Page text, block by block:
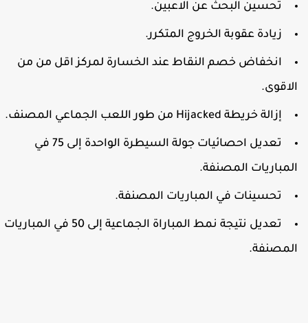
تحسين البحث عن الاعبين.
زيادة عقوبة الخروج المتكرر.
انخفاض خصم النقاط عند الخسارة لمركز اقل من من
إزالة خريطة Hijacked من طور اللعب الجماعي المصنف.
تعديل احصائيات جولة السيطرة الواحدة إلى 75 في
المصنفة.
تحسينات في المباريات المصنفة.
تعديل نتيجة نمط المباراة الجماعية إلى 50 في المباريات